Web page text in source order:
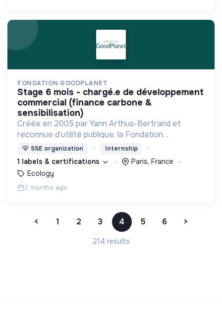
FONDATION GOODPLANET
stage 6 mois - chargé.e de développement
commercial (finance carbone &
sensibilisation)
Créée en 2005 par Yann Arthus-Bertrand et
reconnue d’utilité publique, la Fondation
GoodPlanet invite à s’émerveiller du Vivant pour
mieux le protéger.,
💡 SSE organization Internship
1 labels & certifications
Paris, France
Ecology
2 months ago
< 1 2 3 4 5 6 >
214 results